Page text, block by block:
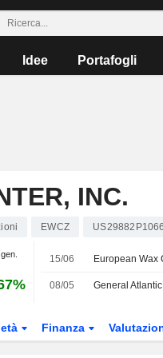
Idee Portafogli
INC.
EWCZ US29882P1066
15/06
08/05
Finanza